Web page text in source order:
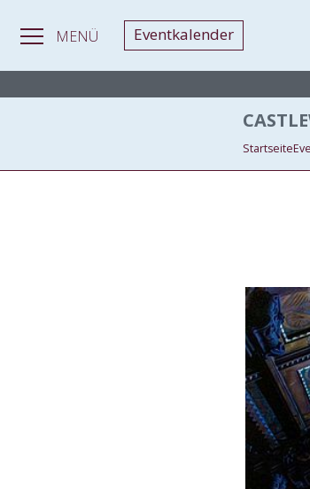
MENÜ Eventkalender
Startseite